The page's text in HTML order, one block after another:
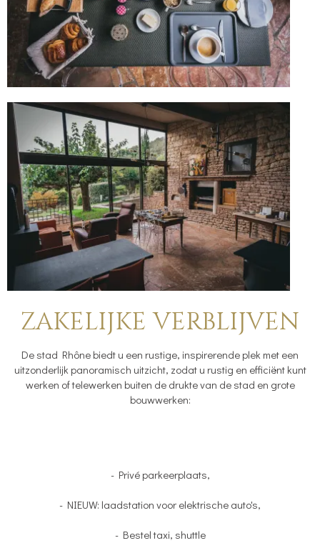
ZAKELIJKE VERBLIJVEN
De stad Rhône biedt u een rustige, inspirerende plek met een
uitzonderlijk panoramisch uitzicht, zodat u rustig en efficiënt kunt
werken of telewerken buiten de drukte van de stad en grote
bouwwerken:
- Privé parkeerplaats,
- NIEUW: laadstation voor elektrische auto's,
- Bestel taxi, shuttle